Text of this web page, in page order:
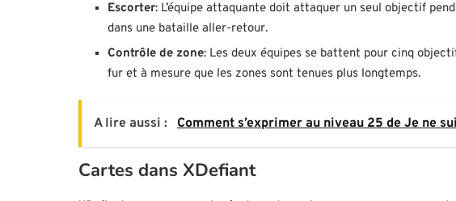
Escorter: L’équipe attaquante doit attaquer un seul objectif
dans une bataille aller-retour.
Contrôle de zone: Les deux équipes se battent pour cinq
fur et à mesure que les zones sont tenues plus longtemps.
A lire aussi : Comment s’exprimer au niveau 25 de Je ne
Cartes dans XDefiant